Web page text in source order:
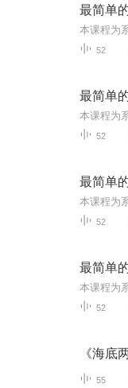
最简单
52
最简单
52
最简单
52
最简单
52
《海底
55